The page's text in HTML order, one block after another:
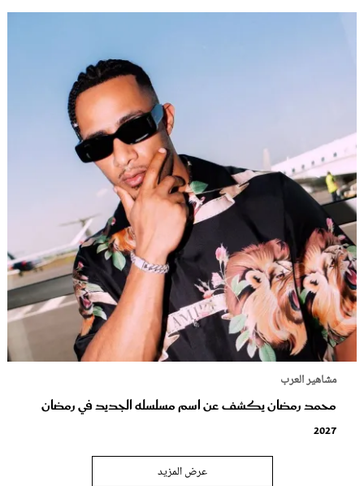
مشاهير العرب
محمد رمضان يكشف عن اسم مسلسله الجديد في رمضان
2027
عرض المزيد